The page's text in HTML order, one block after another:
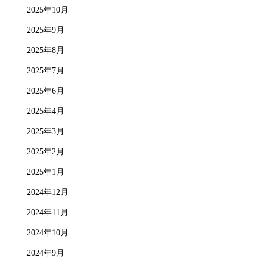
2025年10月
2025年9月
2025年8月
2025年7月
2025年6月
2025年4月
2025年3月
2025年2月
2025年1月
2024年12月
2024年11月
2024年10月
2024年9月